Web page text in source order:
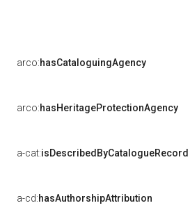
arco:hasCataloguingAgency
arco:hasHeritageProtectionAgency
a-cat:isDescribedByCatalogueRecord
a-cd:hasAuthorshipAttribution